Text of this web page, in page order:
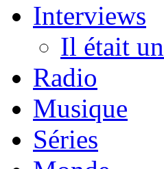
Interviews
Il était
Radio
Musique
Séries